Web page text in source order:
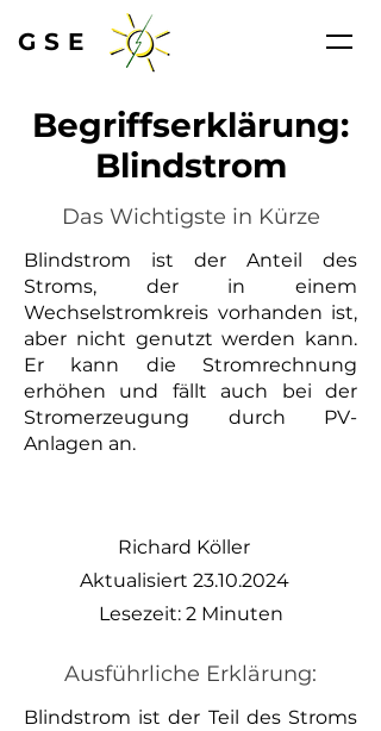
GSE
Begriffserklärung:
Blindstrom
Das Wichtigste in Kürze
Blindstrom ist der Anteil des
Stroms, der in einem
Wechselstromkreis vorhanden ist,
aber nicht genutzt werden kann.
Er kann die Stromrechnung
erhöhen und fällt auch bei der
Stromerzeugung durch PV-
Anlagen an.
Richard Köller
Aktualisiert 23.10.2024
Lesezeit: 2 Minuten
Ausführliche Erklärung:
Blindstrom ist der Teil des Stroms